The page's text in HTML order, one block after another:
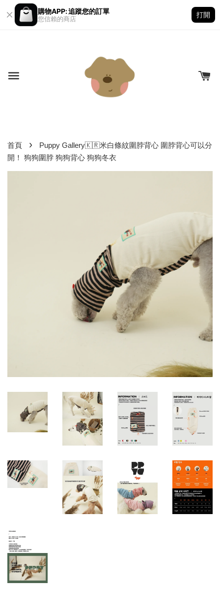
購物APP: 追蹤您的訂單
您信賴的商店
打開
首頁 ›
Puppy Gallery🇰🇷米白條紋圍脖背心 圍脖背心可以分
開！ 狗狗圍脖 狗狗背心 狗狗冬衣